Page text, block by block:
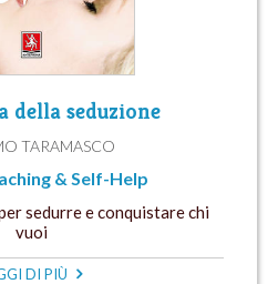
della seduzione
TARAMASCO
& Self-Help
sedurre e conquistare chi
vuoi
DI PIÙ